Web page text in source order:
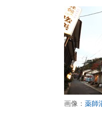
画像： 薬師